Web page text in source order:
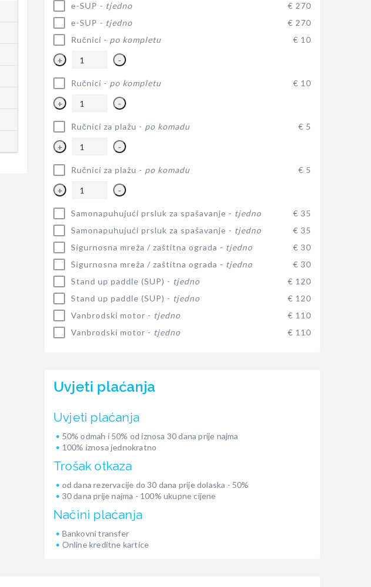
e-SUP - tjedno
€ 270
e-SUP - tjedno
€ 270
Ručnici - po kompletu € 10
+ -
Ručnici - po kompletu € 10
+ -
Ručnici za plažu - po komadu € 5
+ -
Ručnici za plažu - po komadu € 5
+ -
Samonapuhujući prsluk za spašavanje - tjedno
€ 35
Samonapuhujući prsluk za spašavanje - tjedno
€ 35
Sigurnosna mreža / zaštitna ograda - tjedno
€ 30
Sigurnosna mreža / zaštitna ograda - tjedno
€ 30
Stand up paddle (SUP) - tjedno
€ 120
Stand up paddle (SUP) - tjedno
€ 120
Vanbrodski motor - tjedno
€ 110
Vanbrodski motor - tjedno € 110
Uvjeti plaćanja
Uvjeti plaćanja
50% odmah i 50% od iznosa 30 dana prije najma
100% iznosa jednokratno
Trošak otkaza
od dana rezervacije do 30 dana prije dolaska - 50%
30 dana prije najma - 100% ukupne cijene
Načini plaćanja
Bankovni transfer
Online kreditne kartice